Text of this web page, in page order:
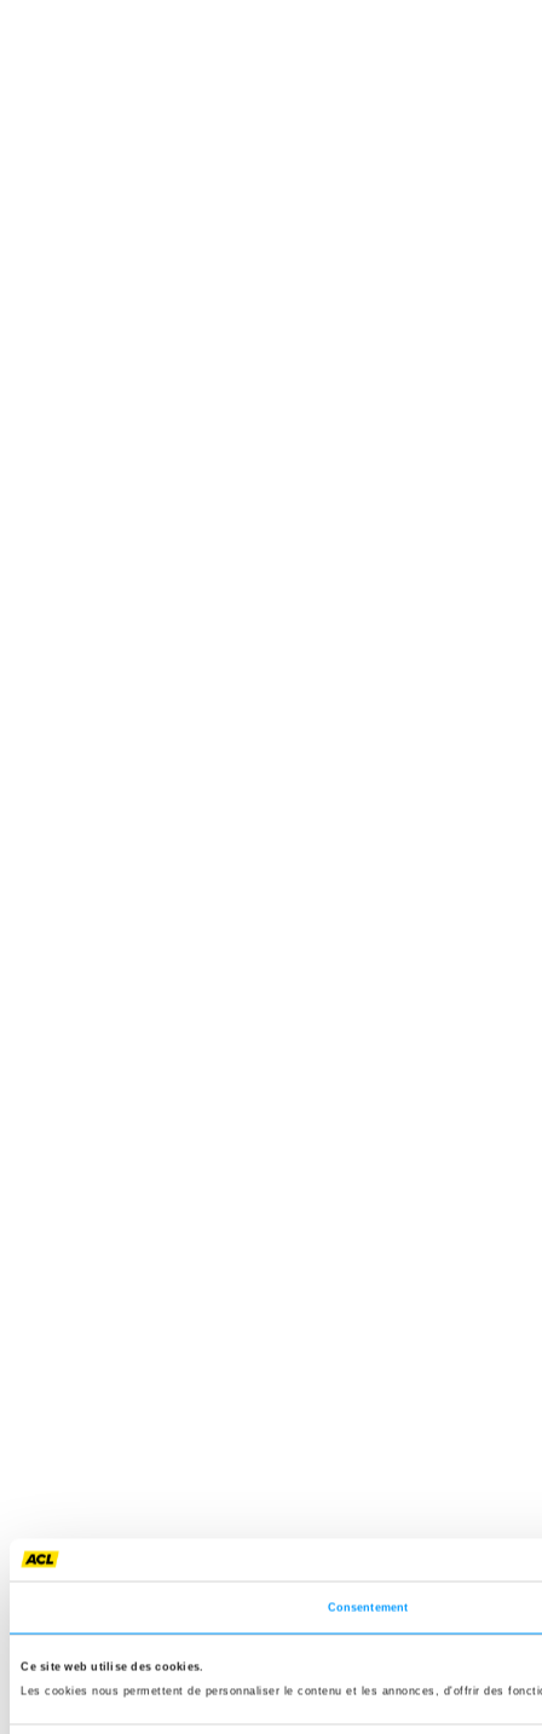
Consentement
Ce site web utilise des cookies.
Les cookies nous permettent de personnaliser le contenu et les annonces, d'offrir des